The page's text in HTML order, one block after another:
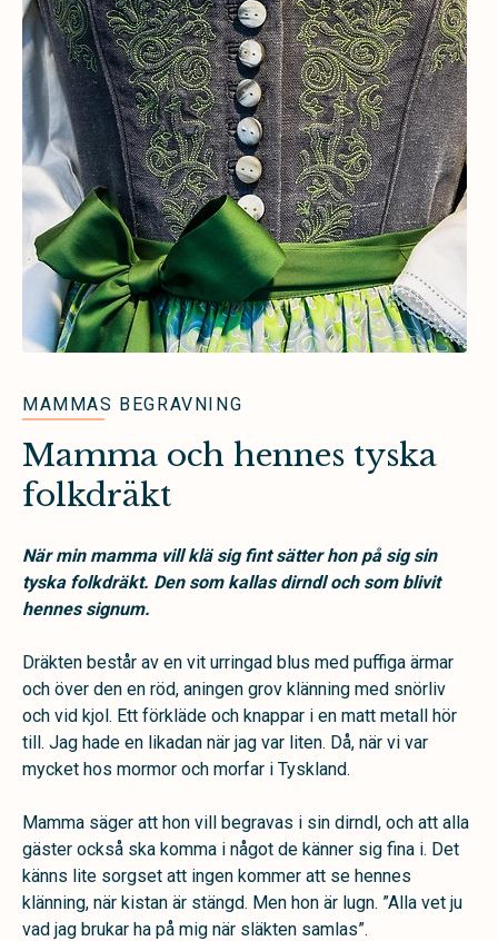
MAMMAS BEGRAVNING
Mamma och hennes tyska
folkdräkt
När min mamma vill klä sig fint sätter hon på sig sin
tyska folkdräkt. Den som kallas dirndl och som blivit
hennes signum.
Dräkten består av en vit urringad blus med puffiga ärmar
och över den en röd, aningen grov klänning med snörliv
och vid kjol. Ett förkläde och knappar i en matt metall hör
till. Jag hade en likadan när jag var liten. Då, när vi var
mycket hos mormor och morfar i Tyskland.
Mamma säger att hon vill begravas i sin dirndl, och att alla
gäster också ska komma i något de känner sig fina i. Det
känns lite sorgset att ingen kommer att se hennes
klänning, när kistan är stängd. Men hon är lugn. ”Alla vet ju
vad jag brukar ha på mig när släkten samlas”.